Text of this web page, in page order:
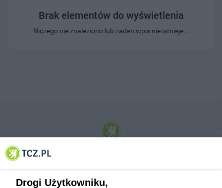
Brak elementów do wyświetlenia
Niczego nie znaleziono lub żaden wpis nie istnieje...
© 2001-2026 Tczew - TCZ.PL Sp. z o.o. Internetowy Serwis Informacyjny Miasta
Drogi Użytkowniku,